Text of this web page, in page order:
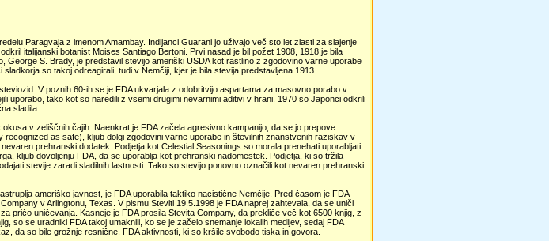
Paragvaja z imenom Amambay. Indijanci Guarani jo uživajo več sto let zlasti za slajenje
italijanski botanist Moises Santiago Bertoni. Prvi nasad je bil požet 1908, 1918 je bila
George S. Brady, je predstavil stevijo ameriški USDA kot rastlino z zgodovino varne uporabe
so takoj odreagirali, tudi v Nemčiji, kjer je bila stevija predstavljena 1913.
V poznih 60-ih se je FDA ukvarjala z odobritvijo aspartama za masovno porabo v
uporabo, tako kot so naredili z vsemi drugimi nevarnimi aditivi v hrani. 1970 so Japonci odkrili
sladila.
v zeliščnih čajih. Naenkrat je FDA začela agresivno kampanijo, da se jo prepove
recognized as safe), kljub dolgi zgodovini varne uporabe in številnih znanstvenih raziskav v
prehranski dodatek. Podjetja kot Celestial Seasonings so morala prenehati uporabljati
kljub dovoljenju FDA, da se uporablja kot prehranski nadomestek. Podjetja, ki so tržila
stevije zaradi sladilnih lastnosti. Tako so stevijo ponovno označili kot nevaren prehranski
ameriško javnost, je FDA uporabila taktiko nacistične Nemčije. Pred časom je FDA
v Arlingtonu, Texas. V pismu Steviti 19.5.1998 je FDA naprej zahtevala, da se uniči
pričo uničevanja. Kasneje je FDA prosila Stevita Company, da prekliče več kot 6500 knjig, z
so se uradniki FDA takoj umaknili, ko se je začelo snemanje lokalih medijev, sedaj FDA
da so bile grožnje resnične. FDA aktivnosti, ki so kršile svobodo tiska in govora.